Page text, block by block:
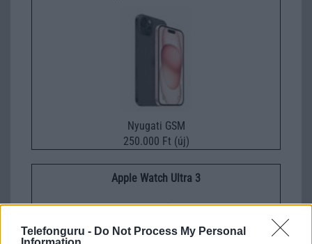
Telefonguru - Do Not Process My Personal
Nyugati GSM
250.000 Ft (új)
Apple Watch Ultra 3